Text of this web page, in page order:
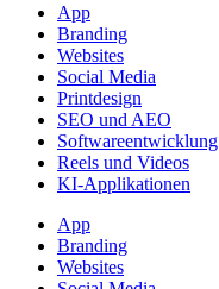
App
Branding
Websites
Social Media
Printdesign
SEO und AEO
Softwareentwicklung
Reels und Videos
KI-Applikationen
App
Branding
Websites